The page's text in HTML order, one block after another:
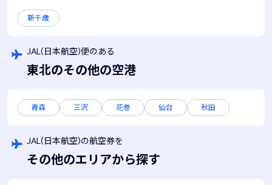
新千歳
JAL(日本航空)便のある
東北のその他の空港
青森 三沢 花巻 仙台 秋田
JAL(日本航空)の航空券を
その他のエリアから探す